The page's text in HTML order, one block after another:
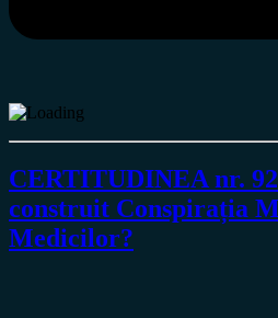
CERTITUDINEA nr.
construit Conspirația
Medicilor?